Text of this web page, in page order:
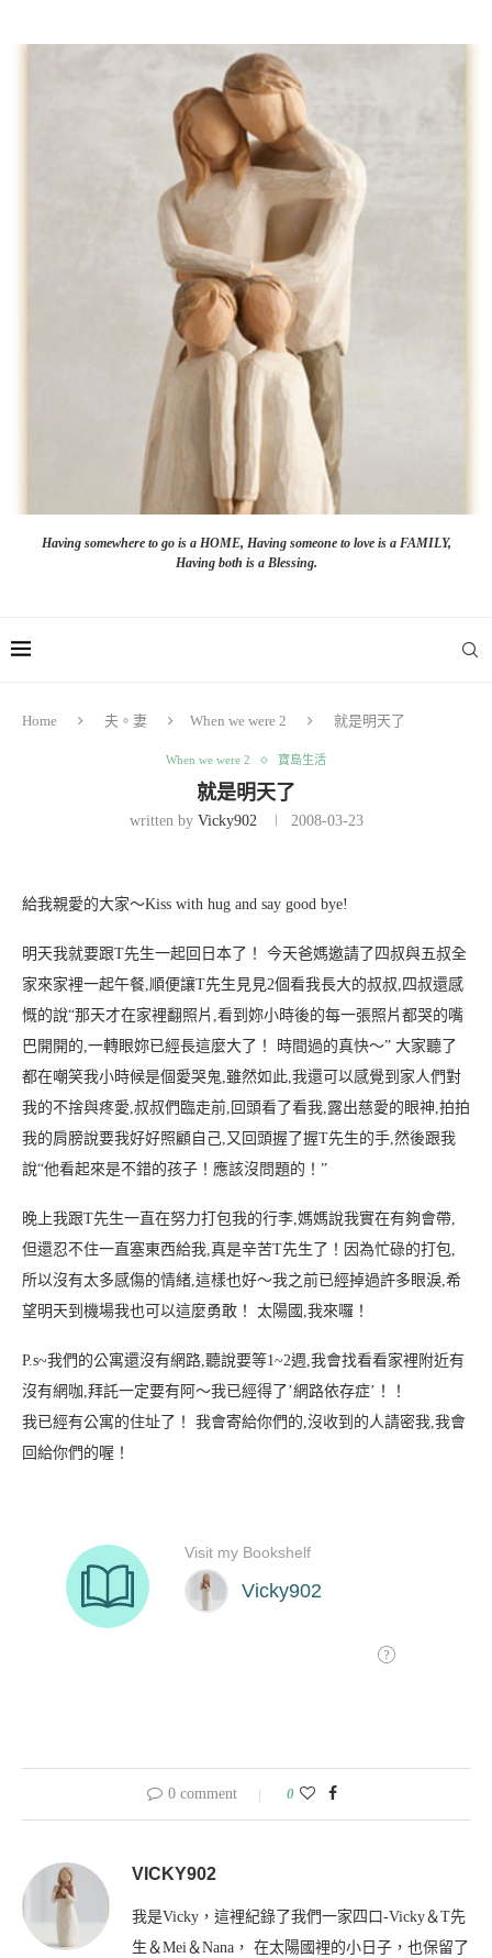
Having somewhere to go is a HOME, Having someone to love is a FAMILY,
Having both is a Blessing.
Home 夫。妻 When we were 2 就是明天了
When we were 2 寶島生活
就是明天了
written by Vicky902 2008-03-23
給我親愛的大家～Kiss with hug and say good bye!
明天我就要跟T先生一起回日本了！ 今天爸媽邀請了四叔與五叔全
家來家裡一起午餐,順便讓T先生見見2個看我長大的叔叔,四叔還感
慨的說“那天才在家裡翻照片,看到妳小時後的每一張照片都哭的嘴
巴開開的,一轉眼妳已經長這麼大了！ 時間過的真快～” 大家聽了
都在嘲笑我小時候是個愛哭鬼,雖然如此,我還可以感覺到家人們對
我的不捨與疼愛,叔叔們臨走前,回頭看了看我,露出慈愛的眼神,拍拍
我的肩膀說要我好好照顧自己,又回頭握了握T先生的手,然後跟我
說“他看起來是不錯的孩子！應該沒問題的！”
晚上我跟T先生一直在努力打包我的行李,媽媽說我實在有夠會帶,
但還忍不住一直塞東西給我,真是辛苦T先生了！因為忙碌的打包,
所以沒有太多感傷的情緒,這樣也好～我之前已經掉過許多眼淚,希
望明天到機場我也可以這麼勇敢！
太陽國,我來囉！
P.s~我們的公寓還沒有網路,聽說要等1~2週,我會找看看家裡附近有
沒有網咖,拜託一定要有阿～我已經得了’網路依存症’！！
我已經有公寓的住址了！ 我會寄給你們的,沒收到的人請密我,我會
回給你們的喔！
0 comment 0
VICKY902
我是Vicky，這裡紀錄了我們一家四口-Vicky＆T先
生＆Mei＆Nana， 在太陽國裡的小日子，也保留了